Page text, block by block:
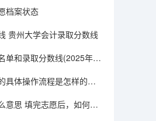
档案状态
贵州大学会计录取分数线
全国所有警校名单和录取分数线(2025年参考) 陕西提前批警校录取分数
高考志愿填报的具体操作流程是怎样的（江西高考志愿填报详细步骤）
志愿锁定是什么意思 填完志愿后，如何快速知道自己是否被录取